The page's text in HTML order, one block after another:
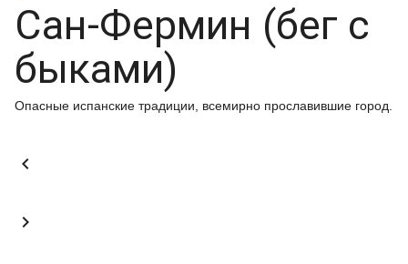
Сан-Фермин (бег с
быками)
Опасные испанские традиции, всемирно прославившие город.

